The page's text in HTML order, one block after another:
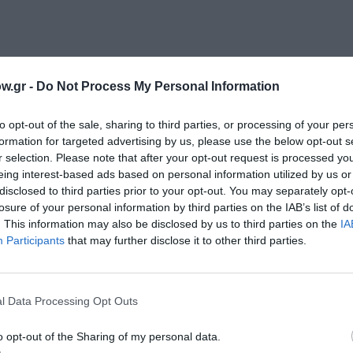
- Do Not Process My Personal Information
opt-out of the sale, sharing to third parties, or processing of your
for targeted advertising by us, please use the below opt-out
selection. Please note that after your opt-out request is processed
interest-based ads based on personal information utilized by us
to third parties prior to your opt-out. You may separately
of your personal information by third parties on the IAB’s list of
This information may also be disclosed by us to third parties on the
Participants that may further disclose it to other third parties.
Data Processing Opt Outs
opt-out of the Sharing of my personal data.
πρώτοι όλες τις ειδήσεις
στοCulturenow.gr
Δες
2019
και τον Πολιτισμό!